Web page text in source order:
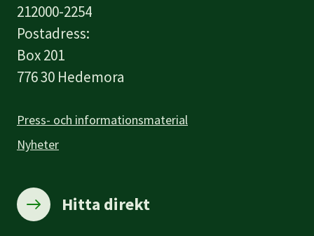
212000-2254
Postadress:
Box 201
776 30 Hedemora
Press- och informationsmaterial
Nyheter
Hitta direkt